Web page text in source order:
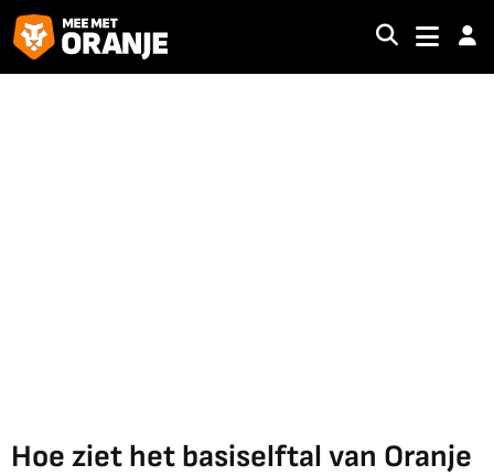
Hoe ziet het basiselftal van Oranje